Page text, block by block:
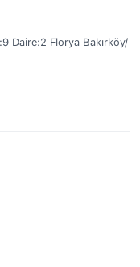
Daire:2 Florya Bakırköy/